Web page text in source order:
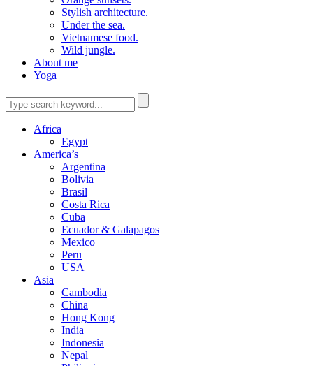
Stylish architecture.
Under the sea.
Vietnamese food.
Wild jungle.
About me
Yoga
Africa
Egypt
America’s
Argentina
Bolivia
Brasil
Costa Rica
Cuba
Ecuador & Galapagos
Mexico
Peru
USA
Asia
Cambodia
China
Hong Kong
India
Indonesia
Nepal